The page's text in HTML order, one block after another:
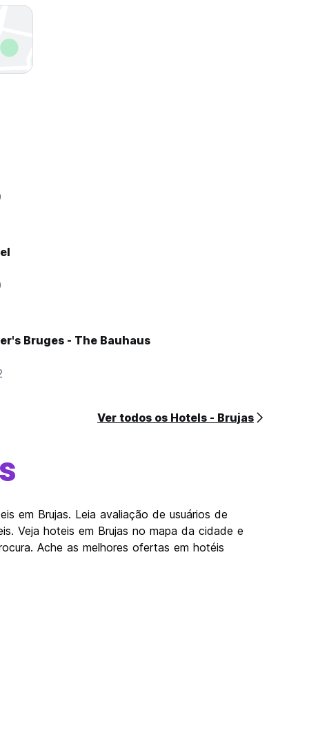
Bruges - The Bauhaus
Ver todos os Hotels - Brujas
em Brujas. Leia avaliação de usuários de
Veja hoteis em Brujas no mapa da cidade e
Ache as melhores ofertas em hotéis